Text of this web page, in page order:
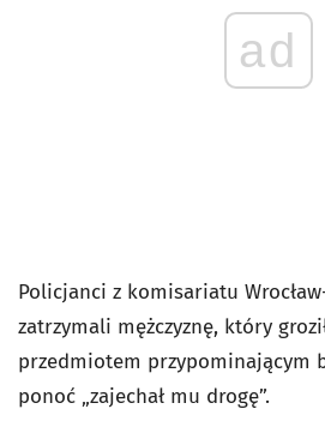
ad
Policjanci z komisariatu
zatrzymali mężczyznę, który
przedmiotem przypominającym
ponoć „zajechał mu drogę”.